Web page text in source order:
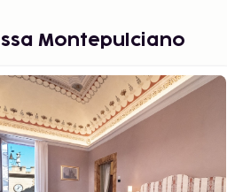
hienoine rakennuksineen on
Kaupungissa on lukuisia
Sienan hotellit esitellään
suosittu. Kaupungin
Montepulciano